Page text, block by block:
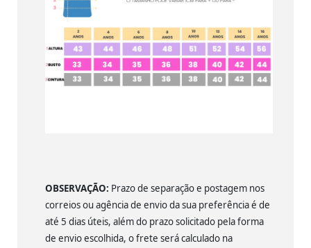
OBSERVAÇÃO: Prazo de separação e postagem nos
correios ou agência de envio da sua preferência é de
até 5 dias úteis, além do prazo solicitado pela forma
de envio escolhida, o frete será calculado na